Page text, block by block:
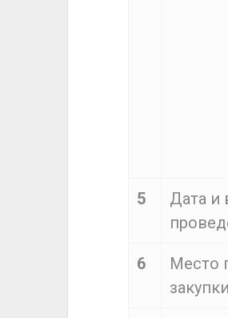
5
Дата и
6
Место
закупки